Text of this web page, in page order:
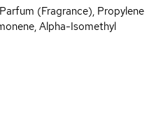
(Fragrance), Propylene
Alpha-Isomethyl